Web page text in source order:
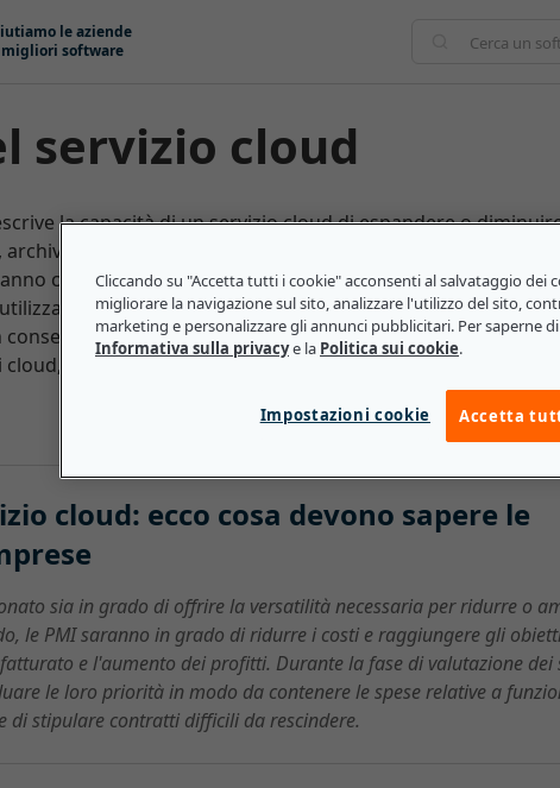
le aziende
migliori software
servizio cloud
la capacità di un servizio cloud di espandere o
ecc.) in base alle necessità. Questa funzionalità è
carichi di lavoro variabili, consentendo loro di effettuare
in un determinato momento. Alcuni servizi basati
di ampliare l'offerta in caso di necessità.
è opportuno che le aziende valutino le loro esigenze
cloud: ecco cosa devono sapere le
sia in grado di offrire la versatilità necessaria per ridurre o
le PMI saranno in grado di ridurre i costi e raggiungere gli
e l'aumento dei profitti. Durante la fase di valutazione dei
le loro priorità in modo da contenere le spese relative a
di stipulare contratti difficili da rescindere.
Cliccando su "Accetta tutti i cookie" acconsenti al salvataggio dei
migliorare la navigazione sul sito, analizzare l'utilizzo del sito,
marketing e personalizzare gli annunci pubblicitari. Per saperne
Informativa sulla privacye la Politica sui cookie.
Impostazioni cookie Accetta